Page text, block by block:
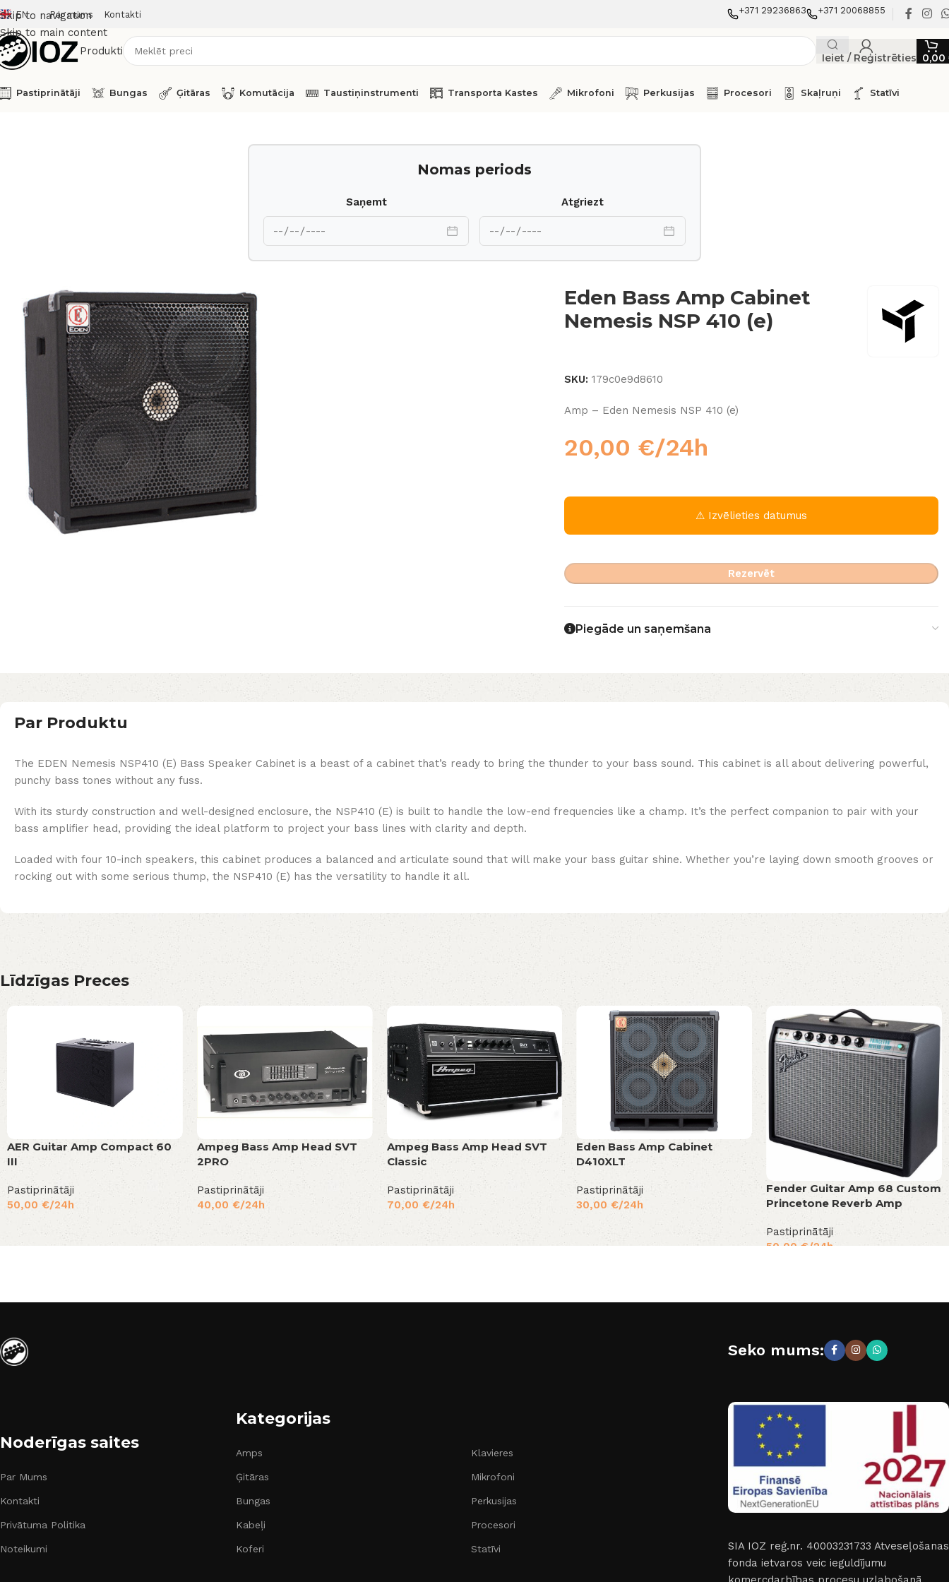
Skip to navigation
Skip to main content
EN Par mums Kontakti +371 29236863 +371 20068855
Produkti
Ieiet / Reģistrēties 0,00
Pastiprinātāji Bungas Ģitāras Komutācija Taustiņinstrumenti Transporta Kastes Mikrofoni Perkusijas Procesori Skaļruņi Statīvi
Nomas periods
Saņemt Atgriezt
Eden Bass Amp Cabinet
Nemesis NSP 410 (e)
SKU: 179c0e9d8610
Amp – Eden Nemesis NSP 410 (e)
20,00 €/24h
⚠ Izvēlieties datumus
Rezervēt
Piegāde un saņemšana
Par Produktu
The EDEN Nemesis NSP410 (E) Bass Speaker Cabinet is a beast of a cabinet that’s ready to bring the thunder to your bass sound. This cabinet is all about delivering powerful,
punchy bass tones without any fuss.
With its sturdy construction and well-designed enclosure, the NSP410 (E) is built to handle the low-end frequencies like a champ. It’s the perfect companion to pair with your
bass amplifier head, providing the ideal platform to project your bass lines with clarity and depth.
Loaded with four 10-inch speakers, this cabinet produces a balanced and articulate sound that will make your bass guitar shine. Whether you’re laying down smooth grooves or
rocking out with some serious thump, the NSP410 (E) has the versatility to handle it all.
Līdzīgas Preces
AER Guitar Amp Compact 60
III
Pastiprinātāji
50,00 €/24h
Ampeg Bass Amp Head SVT
2PRO
Pastiprinātāji
40,00€/24h
Ampeg Bass Amp Head SVT
Classic
Pastiprinātāji
70,00 €/24h
Eden Bass Amp Cabinet
D410XLT
Pastiprinātāji
30,00€/24h
Fender Guitar Amp 68 Custom
Princetone Reverb Amp
Pastiprinātāji
50,00€/24h
Noderīgas saites
Par Mums
Kontakti
Privātuma Politika
Noteikumi
Kategorijas
Amps
Ģitāras
Bungas
Kabeļi
Koferi
Klavieres
Mikrofoni
Perkusijas
Procesori
Statīvi
Seko mums:
SIA IOZ reģ.nr. 40003231733 Atveseļošanas
fonda ietvaros veic ieguldījumu